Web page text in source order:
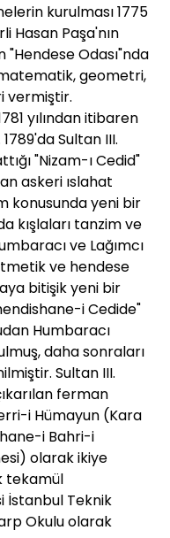
kurulması 1775
Hasan Paşa'nın
Odası"nda
geometri,
vermiştir.
yılından itibaren
Sultan III.
"Nizam-ı Cedid"
askeri ıslahat
konusunda yeni bir
kışlaları tanzim ve
ve Lağımcı
ve hendese
bitişik yeni bir
i Cedide"
Humbaracı
daha sonraları
Sultan III.
ferman
i Hümayun (Kara
i Bahri-i
olarak ikiye
tekamül
İstanbul Teknik
Okulu olarak